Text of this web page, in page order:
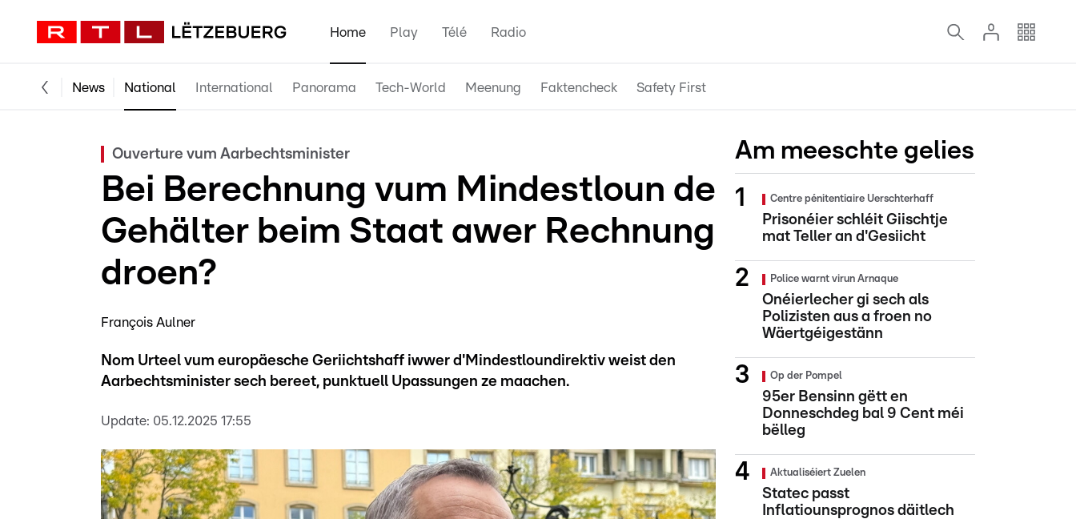
Home Play Télé Radio
News National International Panorama Tech-World Meenung Faktencheck Safety First
Ouverture vum Aarbechtsminister
Bei Berechnung vum Mindestloun de
Gehälter beim Staat awer Rechnung
droen?
François Aulner
Nom Urteel vum europäesche Geriichtshaff iwwer d'Mindestloundirektiv weist den
Aarbechtsminister sech bereet, punktuell Upassungen ze maachen.
Update: 05.12.2025 17:55
Am meeschte gelies
Centre pénitentiaire Uerschterhaff
Prisonéier schléit Giischtje
mat Teller an d'Gesiicht
Police warnt virun Arnaque
Onéierlecher gi sech als
Polizisten aus a froen no
Wäertgéigestänn
Op der Pompel
95er Bensinn gëtt en
Donneschdeg bal 9 Cent méi
bëlleg
Aktualiséiert Zuelen
Statec passt
Inflatiounsprognos däitlech